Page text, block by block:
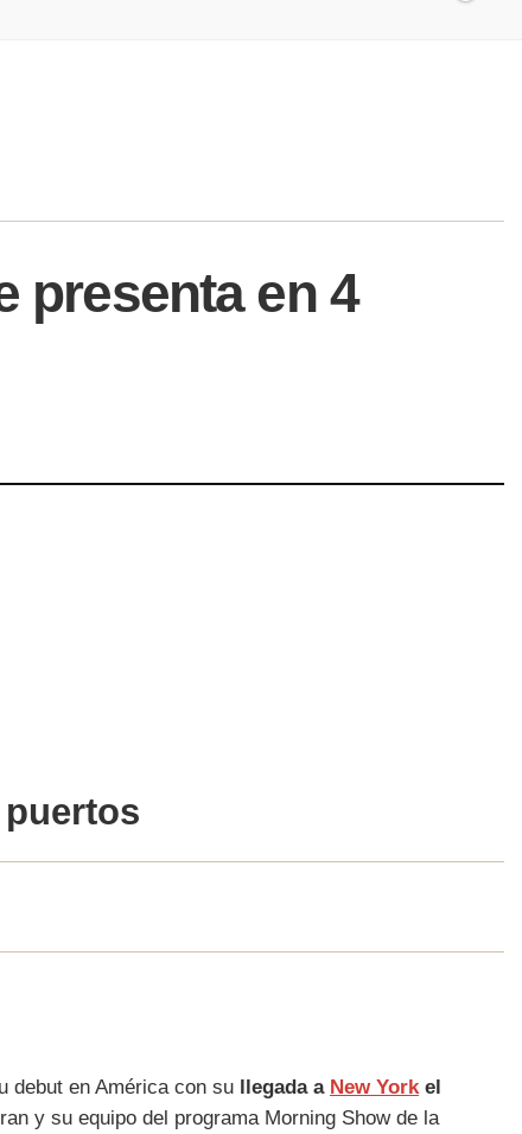
presenta en 4
debut en América con su llegada a New Yorkel
y su equipo del programa Morning Show de la